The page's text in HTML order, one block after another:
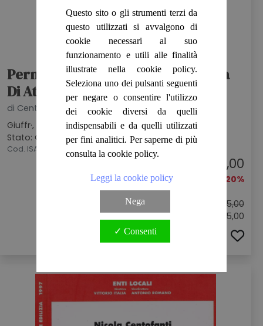
Permesso Di Costruire E Denuncia
Di Attività
di Centofanti Nicola
Giuffr·, 2004
Stato: OTTIMO
Cod. ISA3688
€ 20,00
-20%
Prezzo originale:
€ 25,00
Sconto: € 5,00
Questo sito o gli strumenti terzi da
questo utilizzati si avvalgono di
cookie necessari al suo
funzionamento e utili alle finalità
illustrate nella cookie policy.
Seleziona uno dei pulsanti seguenti
per negare o consentire l'utilizzo
dei cookie diversi da quelli
indispensabili e da quelli utilizzati
per fini analitici. Per saperne di più
consulta la cookie policy.
Leggi la cookie policy
Nega
✓ Consenti